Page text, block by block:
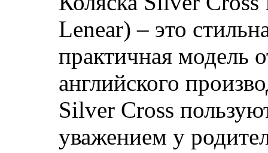
Lenear) – это
практичная модель
английского
Silver Cross
уважением у